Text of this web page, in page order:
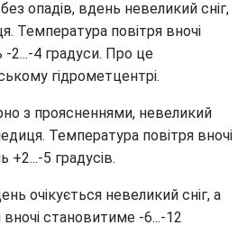
опадів, вдень невеликий сніг,
Температура повітря вночі
-2...-4 градуси. Про це
гідрометцентрі.
з проясненнями, невеликий
Температура повітря вночі
+2...-5 градусів.
очікується невеликий сніг, а
становитиме -6...-12